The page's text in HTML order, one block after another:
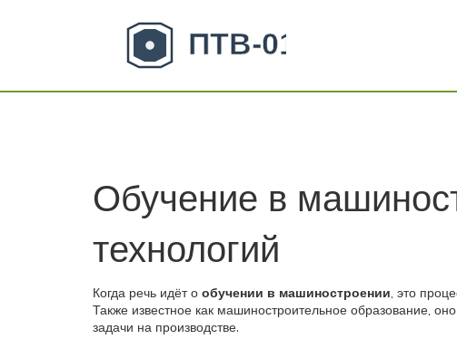
Обучение в
технологий
Когда речь идёт о обучении в машиностроении, это
Также известное как машиностроительное образование,
задачи на производстве.